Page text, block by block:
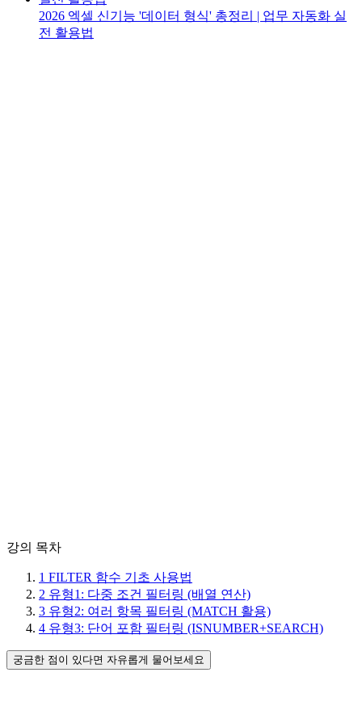
2026 엑셀 신기능 '데이터 형식' 총정리 | 업무 자동화 실
전 활용법
강의 목차
1 FILTER 함수 기초 사용법
2 유형1: 다중 조건 필터링 (배열 연산)
3 유형2: 여러 항목 필터링 (MATCH 활용)
4 유형3: 단어 포함 필터링 (ISNUMBER+SEARCH)
궁금한 점이 있다면 자유롭게 물어보세요